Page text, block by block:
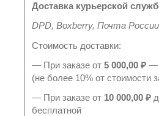
Доставка курьерской
DPD, Boxberry, Почта
Стоимость доставки:
— При заказе от 5 000,00 ₽ —
(не более 10% от стоимости
— При заказе от 10 000,00 ₽
бесплатной